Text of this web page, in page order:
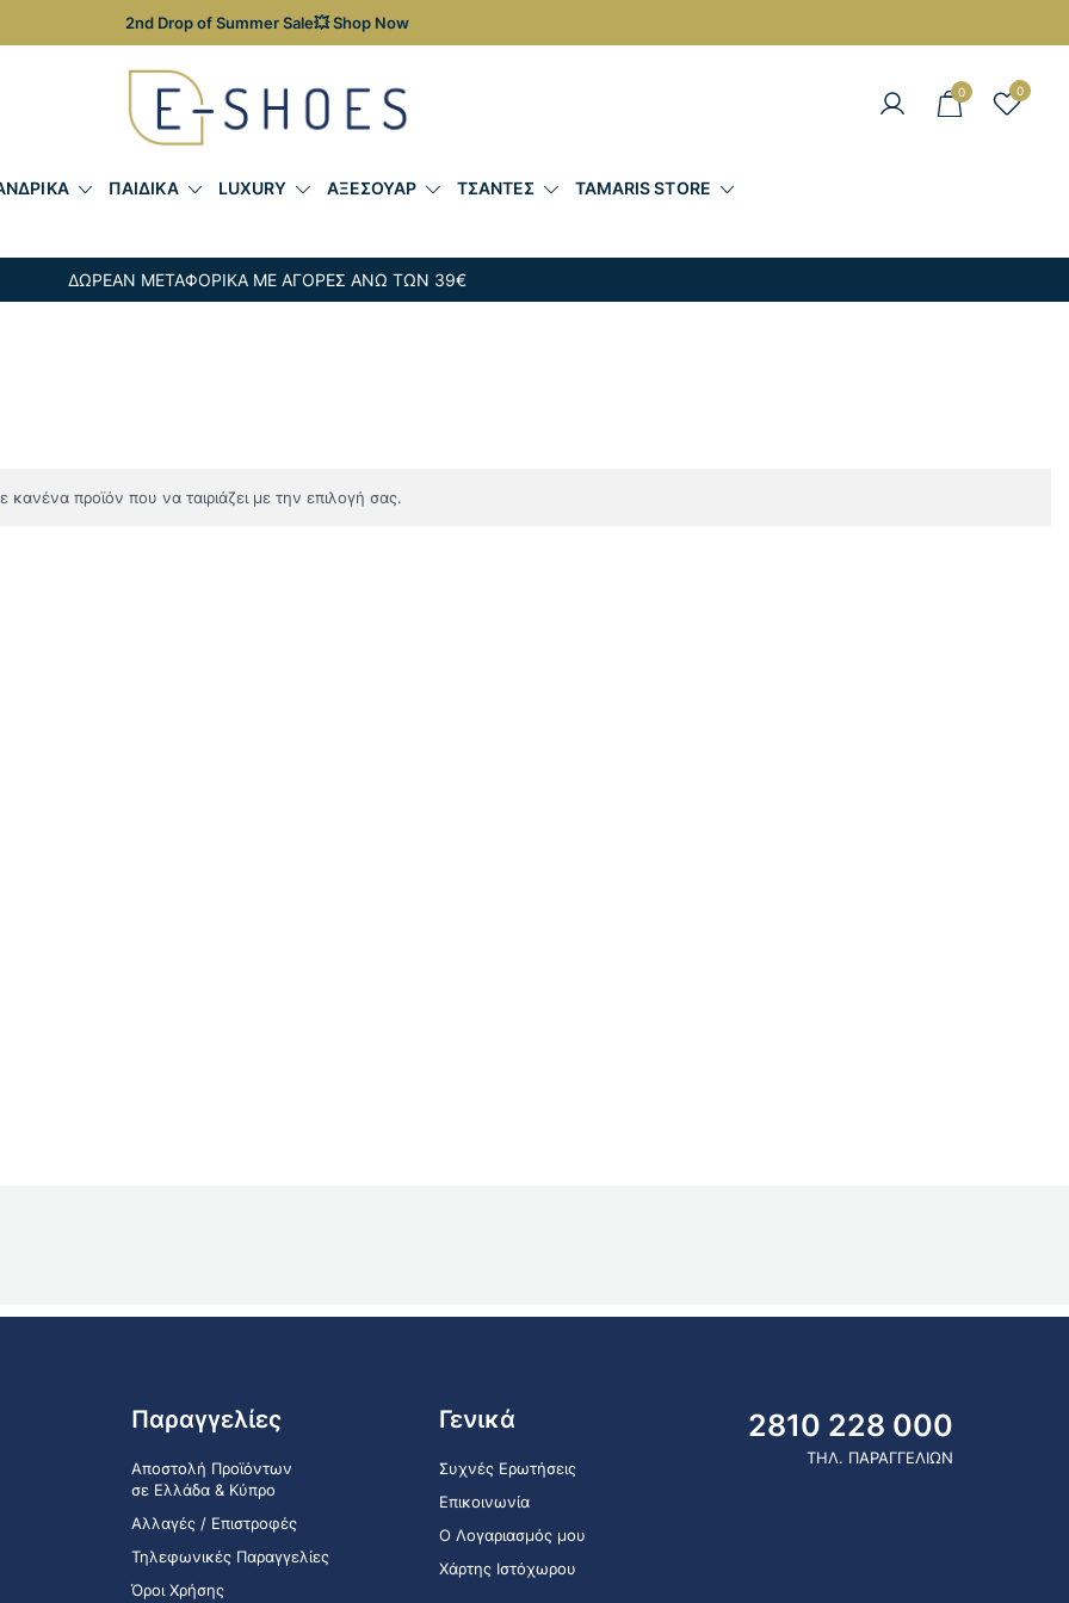
2nd Drop of Summer Sale💥 Shop Now
E-shoes
0 0
ΠΑΙΔΙΚΑ LUXURY ΑΞΕΣΟΥΑΡ ΤΣΑΝΤΕΣ TAMARIS STORE
ΔΩΡΕΑΝ ΜΕΤΑΦΟΡΙΚΑ ΜΕ ΑΓΟΡΕΣ ΑΝΩ ΤΩΝ 39€
κανένα προϊόν που να ταιριάζει με την επιλογή σας.
Παραγγελίες
Αποστολή Προϊόντων
σε Ελλάδα & Κύπρο
Αλλαγές / Επιστροφές
Τηλεφωνικές Παραγγελίες
Όροι Χρήσης
Γενικά
Συχνές Ερωτήσεις
Επικοινωνία
Ο Λογαριασμός μου
Χάρτης Ιστόχωρου
2810 228 000
ΤΗΛ. ΠΑΡΑΓΓΕΛΙΩΝ